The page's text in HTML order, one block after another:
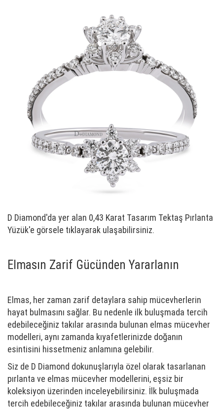
D Diamond'da yer alan 0,43 Karat Tasarım Tektaş Pırlanta
Yüzük'e görsele tıklayarak ulaşabilirsiniz.
Elmasın Zarif Gücünden Yararlanın
Elmas, her zaman zarif detaylara sahip mücevherlerin
hayat bulmasını sağlar. Bu nedenle ilk buluşmada tercih
edebileceğiniz takılar arasında bulunan elmas mücevher
modelleri, aynı zamanda kıyafetlerinizde doğanın
esintisini hissetmeniz anlamına gelebilir.
Siz de D Diamond dokunuşlarıyla özel olarak tasarlanan
pırlanta ve elmas mücevher modellerini, eşsiz bir
koleksiyon üzerinden inceleyebilirsiniz. İlk buluşmada
tercih edebileceğiniz takılar arasında bulunan mücevher